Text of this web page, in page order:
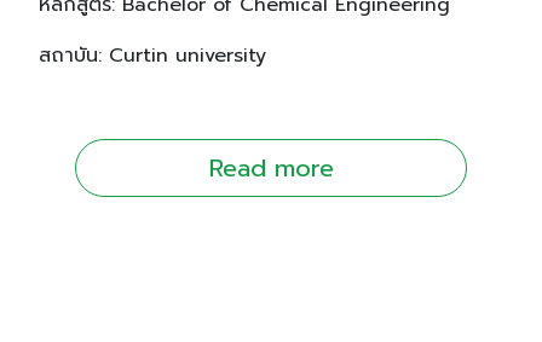
สถาบัน: Curtin university
Read more